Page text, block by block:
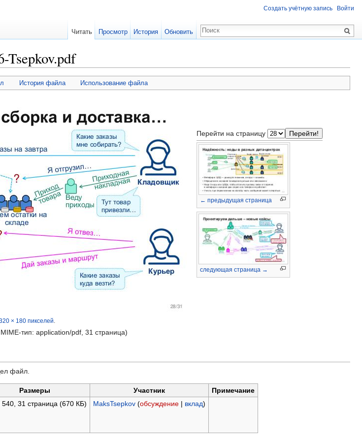
Tsepkov.pdf
История файла Использование файла
× 180 пикселей
Перейти на страницу
← предыдущая страница
следующая страница →
тип: application/pdf , 31 страница)
файл.
Размеры Участник
Примечание
31 страница (670 КБ) MaksTsepkov (обсуждение| вклад)
Создать учётную запись Войти
Читать Просмотр История Обновить